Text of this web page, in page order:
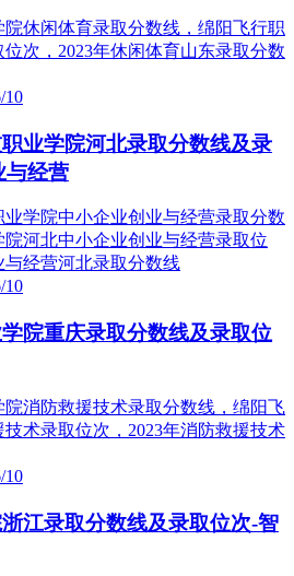
10
业学院河北录取分数线及录
与经营
10
院重庆录取分数线及录取位
10
江录取分数线及录取位次-智